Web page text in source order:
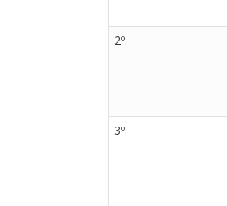
2º.
3º.